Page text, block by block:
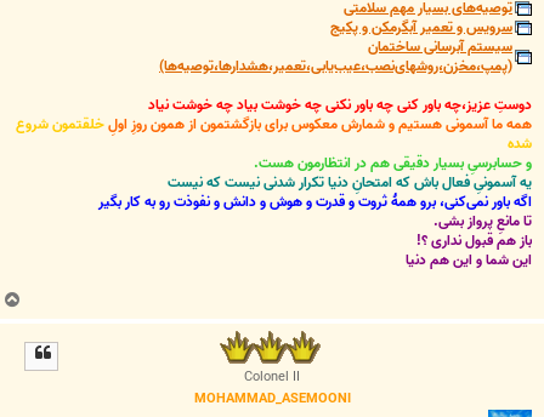
توصیه‌های بسیار مهم سلامتی
سرویس و تعمیر آبگرمکن و پکیج
سیستم آبرسانی ساختمان
(پمپ،مخزن،روشهای‌نصب،عیب‌یابی،تعمیر،هشدارها،توصیه‌ها)
دوستِ عزیز،چه باور کنی چه باور نکنی چه خوشت بیاد چه خوشت نیاد
همه ما آسمونی هستیم و شمارش معکوس برای بازگشتمون از همون روزِ اولِخلقتمون شروع
شده
و حسابرسیِ بسیار دقیقی هم در انتظارمون هست.
یه آسمونیِ فعال باش که امتحانِ دنیا تکرار شدنی نیست که نیست
اگه باور نمی‌کنی، برو همۀ ثروت و قدرت و هوش و دانش و نفوذت رو به کار بگیر
تا مانعِ پرواز بشی.
باز هم قبول نداری ؟!
این شما و این هم دنیا
ب
ا
Colonel II
MOHAMMAD_ASEMOONI